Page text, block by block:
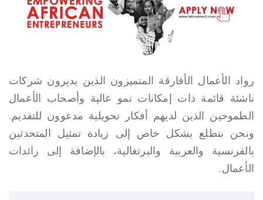
رواد الأعمال الأفارقة المتميزون الذين يديرون شركات
ناشئة قائمة ذات إمكانات نمو عالية وأصحاب الأعمال
الطموحين الذين لديهم أفكار تحويلية مدعوون للتقديم.
ونحن نتطلع بشكل خاص إلى زيادة تمثيل المتحدثين
بالفرنسية والعربية والبرتغالية، بالإضافة إلى رائدات
الأعمال.